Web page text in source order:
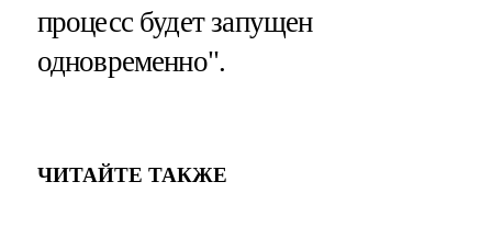
процесс будет запущен
одновременно".
ЧИТАЙТЕ ТАКЖЕ